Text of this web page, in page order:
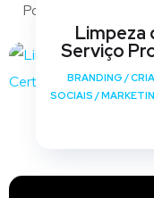
Portfólio
Limpeza
Serviço
BRANDING /
SOCIAIS /